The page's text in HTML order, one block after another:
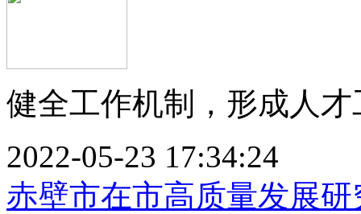
健全工作机制，形成人
2022-05-23 17:34:24
赤壁市在市高质量发展